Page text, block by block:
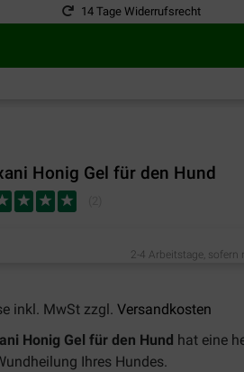
14 Tage Widerrufsrecht
Honig Gel für den Hund
2-4 Arbeitstage, sofern
inkl. MwSt zzgl. Versandkosten
Honig Gel für den Hund hat eine
Ihres Hundes.